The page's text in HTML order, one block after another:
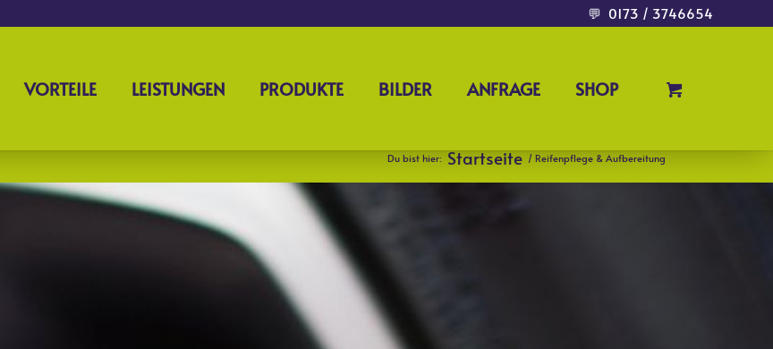
💬 0173 / 3746654
VORTEILE LEISTUNGEN PRODUKTE BILDER ANFRAGE SHOP
Du bist hier: Startseite / Reifenpflege & Aufbereitung